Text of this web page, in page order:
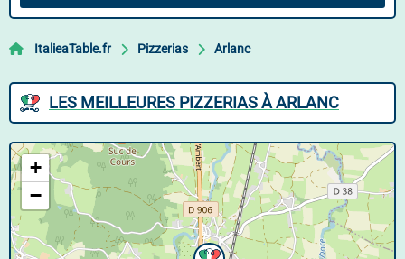
ItalieaTable.fr Pizzerias Arlanc
LES MEILLEURES PIZZERIAS À ARLANC
+
−